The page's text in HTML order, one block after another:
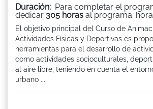
Duración: Para completar el
dedicar 305 horas al programa.
El objetivo principal del Curso de
Actividades Físicas y Deportivas es
herramientas para el desarrollo de
como actividades socioculturales,
al aire libre, teniendo en cuenta el
urbano ...